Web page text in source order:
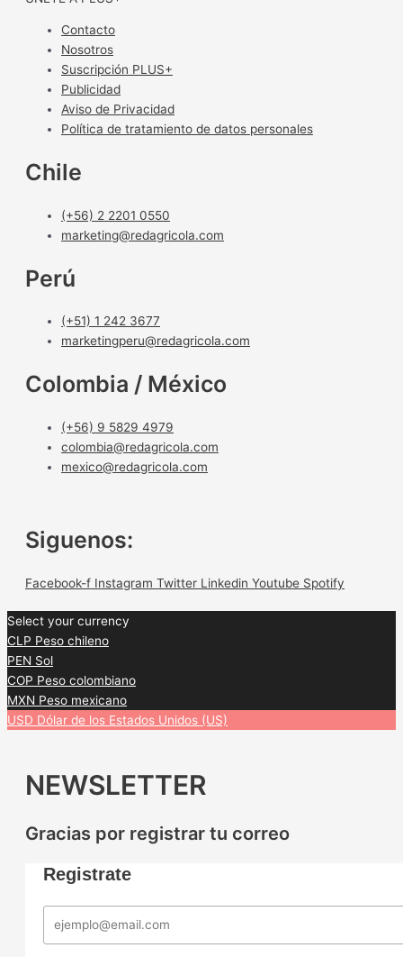
Contacto
Nosotros
Suscripción PLUS+
Publicidad
Aviso de Privacidad
Política de tratamiento de datos personales
Chile
(+56) 2 2201 0550
marketing@redagricola.com
Perú
(+51) 1 242 3677
marketingperu@redagricola.com
Colombia / México
(+56) 9 5829 4979
colombia@redagricola.com
mexico@redagricola.com
Siguenos:
Facebook-f Instagram Twitter Linkedin Youtube Spotify
Select your currency
CLP Peso chileno
PEN Sol
COP Peso colombiano
MXN Peso mexicano
USD Dólar de los Estados Unidos (US)
NEWSLETTER
Gracias por registrar tu correo
Registrate